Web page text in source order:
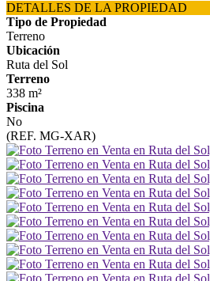
DETALLES DE LA PROPIEDAD
Tipo de Propiedad
Terreno
Ubicación
Ruta del Sol
Terreno
338 m²
Piscina
No
(REF. MG-XAR)